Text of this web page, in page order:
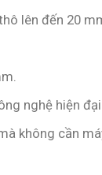
lên đến 20
nghệ hiện
không cần